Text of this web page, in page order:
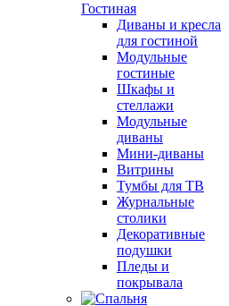
Гостиная
Диваны и кресла
для гостиной
Модульные
гостиные
Шкафы и
стеллажи
Модульные
диваны
Мини-диваны
Витрины
Тумбы для ТВ
Журнальные
столики
Декоративные
подушки
Пледы и
покрывала